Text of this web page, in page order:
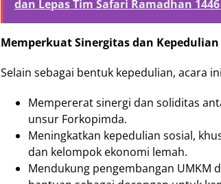
dan Lepas Tim Safari Ramadhan 1446
Memperkuat Sinergitas dan Kepedulian
Selain sebagai bentuk kepedulian, acara
Mempererat sinergi dan soliditas
unsur Forkopimda.
Meningkatkan kepedulian sosial,
dan kelompok ekonomi lemah.
Mendukung pengembangan UMKM